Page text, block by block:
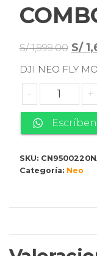
S/1,999.00 El
era:
S/
S/
DJI NEO FLY
-
NEO
FLY
MORE
cantidad
+
SKU:
Categoría: Neo